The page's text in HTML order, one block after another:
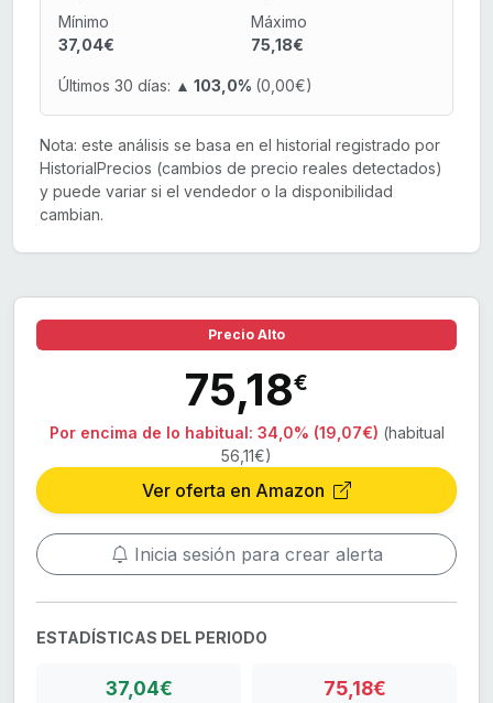
Mínimo
37,04€
Máximo
75,18€
Últimos 30 días: ▲ 103,0% (0,00€)
Nota: este análisis se basa en el historial registrado por
HistorialPrecios (cambios de precio reales detectados)
y puede variar si el vendedor o la disponibilidad
cambian.
Precio Alto
75,18€
Por encima de lo habitual: 34,0% (19,07€) (habitual
56,11€)
Ver oferta en Amazon
Inicia sesión para crear alerta
ESTADÍSTICAS DEL PERIODO
37,04€ 75,18€